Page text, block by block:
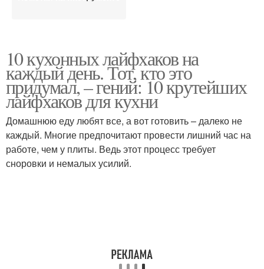
10 кухонных лайфхаков на
каждый день. Тот, кто это
придумал, – гений: 10 крутейших
лайфхаков для кухни
Домашнюю еду любят все, а вот готовить – далеко не
каждый. Многие предпочитают провести лишний час на
работе, чем у плиты. Ведь этот процесс требует
сноровки и немалых усилий.